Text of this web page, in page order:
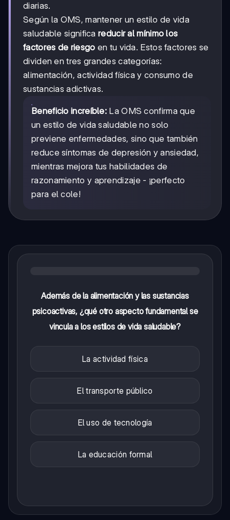
diarias.
Según la OMS, mantener un estilo de vida
saludable significareducir al mínimo los
factores de riesgo en tu vida. Estos factores se
dividen en tres grandes categorías:
alimentación, actividad física y consumo de
sustancias adictivas.
Beneficio increíble: La OMS confirma que
un estilo de vida saludable no solo
previene enfermedades, sino que también
reduce síntomas de depresión y ansiedad,
mientras mejora tus habilidades de
razonamiento y aprendizaje - ¡perfecto
para el cole!
Además de la alimentación y las sustancias
psicoactivas, ¿qué otro aspecto fundamental se
vincula a los estilos de vida saludable?
La actividad física
El transporte público
El uso de tecnología
La educación formal